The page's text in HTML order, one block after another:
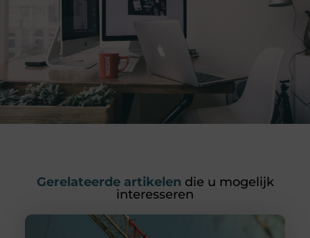
Gerelateerde artikelen die u mogelijk
interesseren